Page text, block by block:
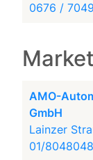
0676 /
AMO-
GmbH
Lainzer
01/